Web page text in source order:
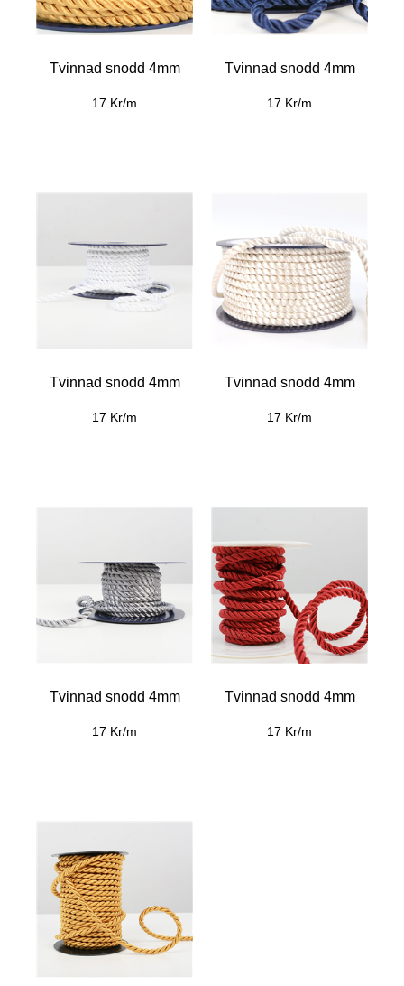
Tvinnad snodd 4mm
17 Kr/m
Tvinnad snodd 4mm
17 Kr/m
Tvinnad snodd 4mm
17 Kr/m
Tvinnad snodd 4mm
17 Kr/m
Tvinnad snodd 4mm
17 Kr/m
Tvinnad snodd 4mm
17 Kr/m